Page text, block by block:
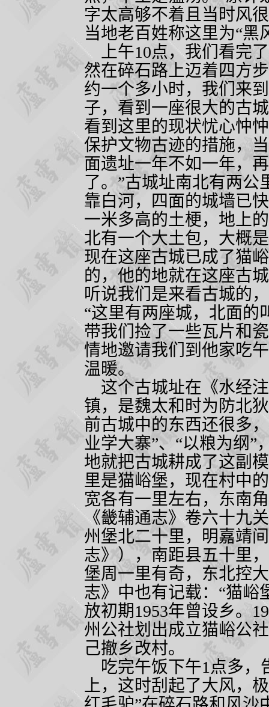
字太高够不着且当时风
当地老百姓称这里为“黑
上午10点，我们看完
然在碎石路上迈着四方
约一个多小时，我们来
子，看到一座很大的古
看到这里的现状忧心忡
保护文物古迹的措施，
面遗址一年不如一年，
了。”古城址南北有两公
靠白河，四面的城墙已
一米多高的土梗，地上
北有一个大土包，大概
现在这座古城已成了猫
的，他的地就在这座古
听说我们是来看古城的
“这里有两座城，北面的
带我们捡了一些瓦片和
情地邀请我们到他家吃
温暖。
这个古城址在《水经
镇，是魏太和时为防北
前古城中的东西还很多
业学大寨”、“以粮为纲”
地就把古城耕成了这副
里是猫峪堡，现在村中
宽各有一里左右，东南
《畿辅通志》卷六十九
州堡北二十里，明嘉靖
志》），南距县五十里
堡周一里有奇，东北控
志》中也有记载：“猫峪
放初期1953年曾设乡。
州公社划出成立猫峪公
己撤乡改村。
吃完午饭下午1点多，
上，这时刮起了大风，